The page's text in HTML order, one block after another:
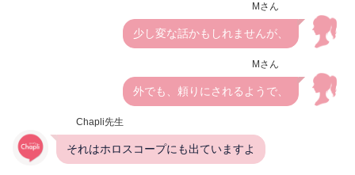
Mさん
少し変な話かもしれませんが、
Mさん
外でも、頼りにされるようで、
Chapli先生
それはホロスコープにも出ていますよ